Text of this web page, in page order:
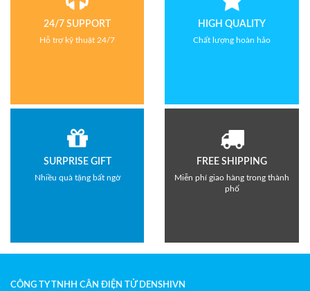
24/7 SUPPORT
Hỗ trợ kỹ thuật 24/7
HIGH QUALITY
Chất lượng hoàn hảo
SURPRISE GIFT
Nhiều quà tặng bất ngờ
FREE SHIPPING
Miễn phí giao hàng trong thành
phố
CÔNG TY TNHH CÂN ĐIỆN TỬ DENSHIVN